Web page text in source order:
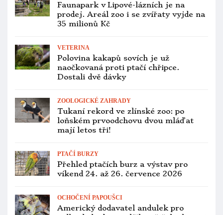
Faunapark v Lipové-lázních je na
prodej. Areál zoo i se zvířaty vyjde na
35 milionů Kč
VETERINA
Polovina kakapů sovích je už
naočkovaná proti ptačí chřipce.
Dostali dvě dávky
ZOOLOGICKÉ ZAHRADY
Tukaní rekord ve zlínské zoo: po
loňském prvoodchovu dvou mláďat
mají letos tři!
PTAČÍ BURZY
Přehled ptačích burz a výstav pro
víkend 24. až 26. července 2026
OCHOČENÍ PAPOUŠCI
Americký dodavatel andulek pro